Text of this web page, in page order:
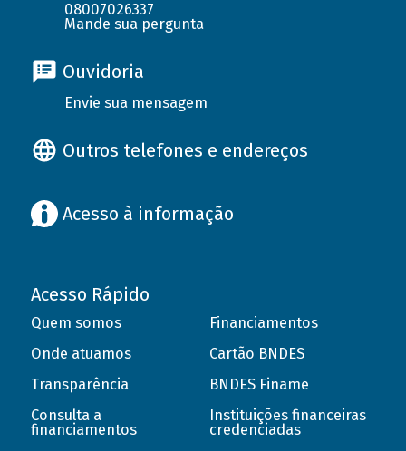
08007026337
Mande sua pergunta
Ouvidoria
Envie sua mensagem
Outros telefones e endereços
Acesso à informação
Acesso Rápido
Quem somos
Onde atuamos
Transparência
Consulta a
financiamentos
Financiamentos
Cartão BNDES
BNDES Finame
Instituições financeiras
credenciadas